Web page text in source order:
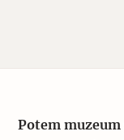
Potem